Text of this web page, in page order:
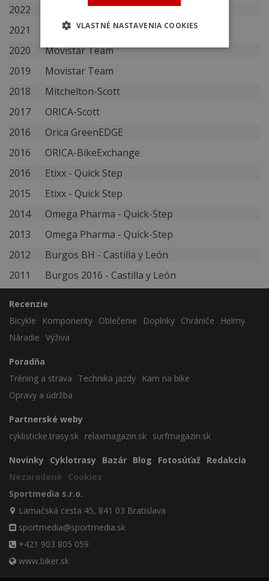
2022
Movistar Team
2021
Movistar Team
2020
Movistar Team
2019
Movistar Team
2018
Mitchelton-Scott
2017
ORICA-Scott
2016
Orica GreenEDGE
2016
ORICA-BikeExchange
2016
Etixx - Quick Step
2015
Etixx - Quick Step
2014
Omega Pharma - Quick-Step
2013
Omega Pharma - Quick-Step
2012
Burgos BH - Castilla y León
2011
Burgos 2016 - Castilla y León
Recenzie
Bicykle
Komponenty Oblečenie Doplnky Chrániče
Helmy
Náradie Výživa
Poradňa
Tréning a strava
Technika jazdy
Kam na bike
Opravy a údržba
Partnerské weby
cyklisticke.trasy.sk relaxmagazin.sk surfmagazin.sk
Novinky Cyklotrasy Bazár Blog Fotosúťaž Redakcia
Nezaradené
Cookies
Sportmedia s.r.o.
Lamačská cesta 45, 841 03 Bratislava
sportmedia@sportmedia.sk
+421 903 805 059
www.biker.sk
VLASTNÉ NASTAVENIA COOKIES